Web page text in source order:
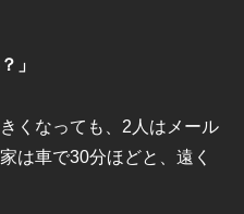
」
くなっても、2人はメール
は車で30分ほどと、遠く